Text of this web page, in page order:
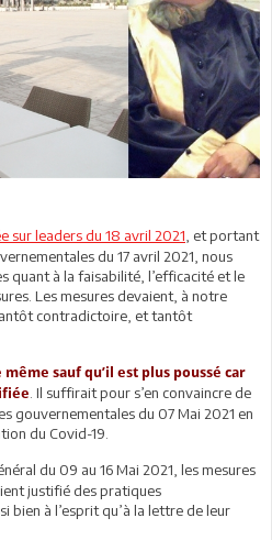
sur leaders du 18 avril 2021 , et portant
du 17 avril 2021, nous
quant à la faisabilité, l’efficacité et le
Les mesures devaient, à notre
contradictoire, et tantôt
sauf qu’il est plus poussé car
. Il suffirait pour s’en convaincre de
gouvernementales du 07 Mai 2021 en
du Covid-19.
du 09 au 16 Mai 2021, les mesures
justifié des pratiques
bien à l’esprit qu’à la lettre de leur